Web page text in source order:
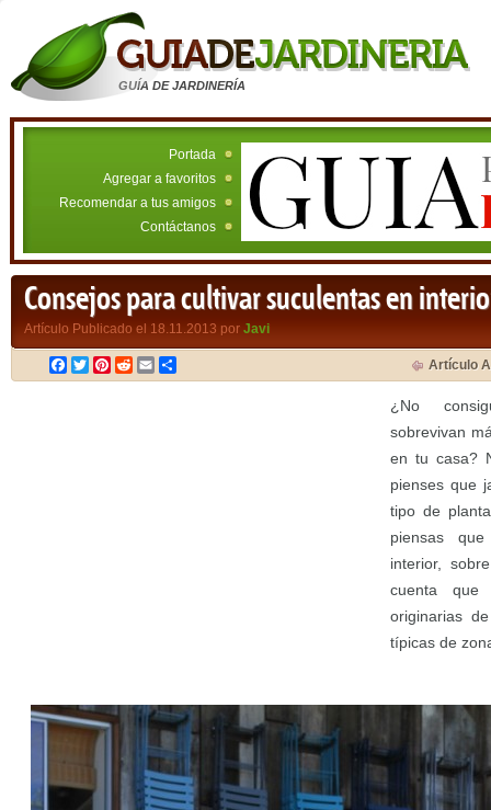
GUÍA DE JARDINERÍA
Portada
Agregar a favoritos
Recomendar a tus amigos
Contáctanos
Consejos para cultivar suculentas en
Artículo Publicado el 18.11.2013 por Javi
Facebook
TwitterPinterest
RedditEmail Artículo
¿No
sobrevivan
en tu casa?
pienses que
tipo de
piensas
interior,
cuenta que
originarias
típicas de